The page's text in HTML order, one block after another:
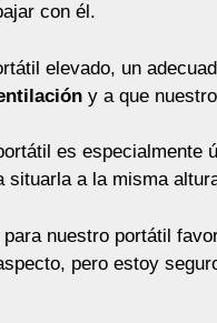
con él.
elevado, un
y a que
es especialmente
situarla a la misma
nuestro portátil
pero estoy